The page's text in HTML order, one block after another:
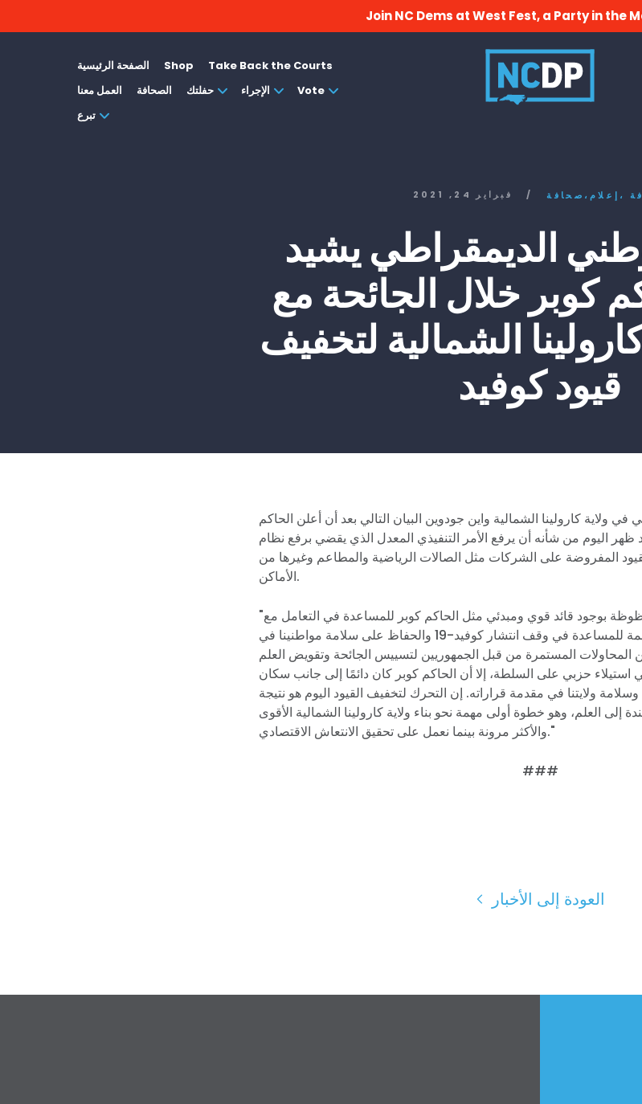
Join NC Dems at West Fest, a Party in the
الصفحة الرئيسية Shop
Take Back the Courts
العمل معنا
الصحافة حفلتك الإجراء
Vote
تبرع
فبراير 24, 2021 / صحافة، إعلام،
الديمقراطي يشيد
كوبر خلال الجائحة مع
الشمالية لتخفيف
قيود كوفيد
ولاية كارولينا الشمالية واين جودوين البيان التالي بعد أن أعلن الحاكم
ظهر اليوم من شأنه أن يرفع الأمر التنفيذي المعدل الذي يقضي برفع نظام
المفروضة على الشركات مثل الصالات الرياضية والمطاعم وغيرها من
الأماكن.
"كانت نورث كارولينا الشمالية محظوظة بوجود قائد قوي ومبدئي مثل الحاكم كوبر للمساعدة في التعامل مع
هذه الأزمة واتخاذ القرارات المهمة للمساعدة في وقف انتشار كوفيد-19 والحفاظ على سلامة مواطنينا في
المحاولات المستمرة من قبل الجمهوريين لتسييس الجائحة وتقويض العلم
حزبي على السلطة، إلا أن الحاكم كوبر كان دائمًا إلى جانب سكان
ولايتنا في مقدمة قراراته. إن التحرك لتخفيف القيود اليوم هو نتيجة
إلى العلم، وهو خطوة أولى مهمة نحو بناء ولاية كارولينا الشمالية الأقوى
والأكثر مرونة بينما نعمل على تحقيق الانتعاش الاقتصادي."
###
العودة إلى الأخبار